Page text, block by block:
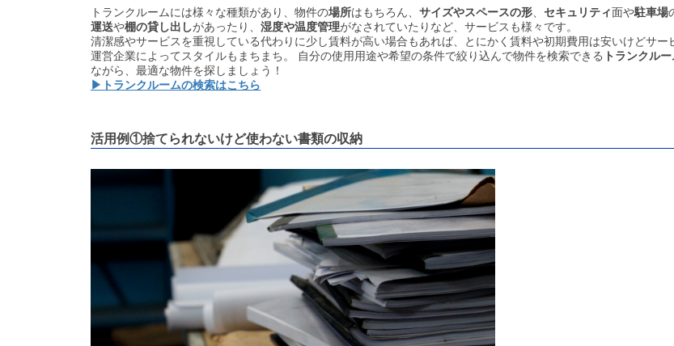
トランクルームには様々な種類があり、物件の場所はもちろん、 サイズやスペースの形 セキュリティ面や駐車場
運送や棚の貸し出しがあったり、 湿度や温度管理がなされていたりなど、サービスも様々です。
清潔感やサービスを重視している代わりに少し賃料が高い場合もあれば、とにかく賃料や初期費用は安いけどサー
運営企業によってスタイルもまちまち。 自分の使用用途や希望の条件で絞り込んで物件を検索できる トランクル
ながら、最適な物件を探しましょう！
▶トランクルームの検索はこちら
活用例①捨てられないけど使わない書類の収納